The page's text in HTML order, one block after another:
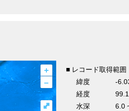
+
–
⤢
■ レコード取得範囲
緯度
-
経度
水深
6.0